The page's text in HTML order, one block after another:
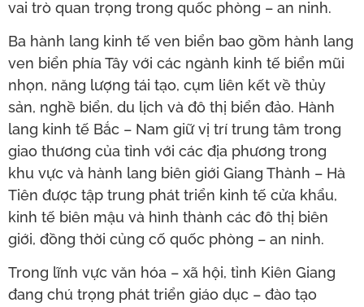
vai trò quan trọng trong quốc phòng – an ninh.
Ba hành lang kinh tế ven biển bao gồm hành lang
ven biển phía Tây với các ngành kinh tế biển mũi
nhọn, năng lượng tái tạo, cụm liên kết về thủy
sản, nghề biển, du lịch và đô thị biển đảo. Hành
lang kinh tế Bắc – Nam giữ vị trí trung tâm trong
giao thương của tỉnh với các địa phương trong
khu vực và hành lang biên giới Giang Thành – Hà
Tiên được tập trung phát triển kinh tế cửa khẩu,
kinh tế biên mậu và hình thành các đô thị biên
giới, đồng thời củng cố quốc phòng – an ninh.
Trong lĩnh vực văn hóa – xã hội, tỉnh Kiên Giang
đang chú trọng phát triển giáo dục – đào tạo